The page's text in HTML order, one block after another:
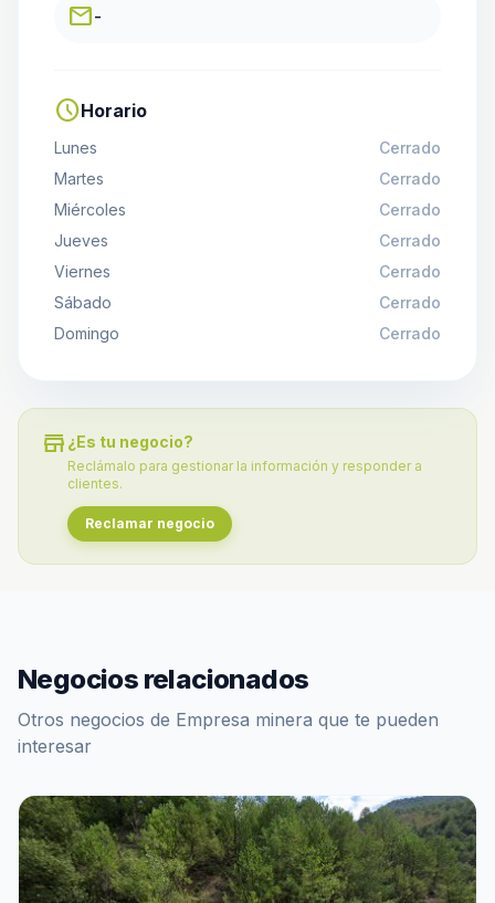
email-
scheduleHorario
Lunes
Cerrado
Martes
Cerrado
Miércoles
Cerrado
Jueves
Cerrado
Viernes
Cerrado
Sábado
Cerrado
Domingo
Cerrado
store ¿Es tu negocio?
Reclámalo para gestionar la información y responder a
clientes.
Reclamar negocio
Negocios relacionados
Otros negocios de Empresa minera que te pueden
interesar